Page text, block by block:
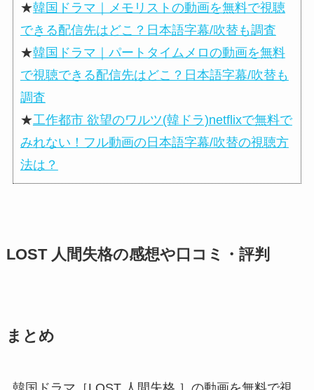
★韓国ドラマ｜メモリストの動画を無料で視聴
できる配信先はどこ？日本語字幕/吹替も調査
★韓国ドラマ｜パートタイムメロの動画を無料
で視聴できる配信先はどこ？日本語字幕/吹替も
調査
★工作都市 欲望のワルツ(韓ドラ)netflixで無料で
みれない！フル動画の日本語字幕/吹替の視聴方
法は？
LOST 人間失格の感想や口コミ・評判
まとめ